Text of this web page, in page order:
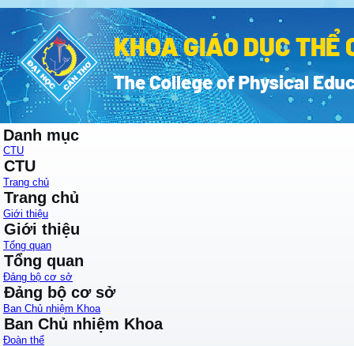
Danh mục
CTU
CTU
Trang chủ
Trang chủ
Giới thiệu
Giới thiệu
Tổng quan
Tổng quan
Đảng bộ cơ sở
Đảng bộ cơ sở
Ban Chủ nhiệm Khoa
Ban Chủ nhiệm Khoa
Đoàn thể